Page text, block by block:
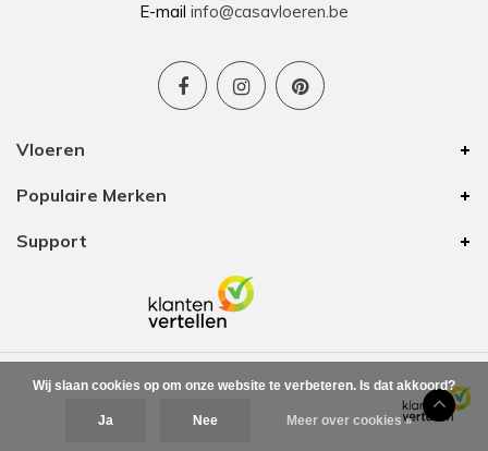
E-mail info@casavloeren.be
Vloeren
Populaire Merken
Support
Wij slaan cookies op om onze website te verbeteren. Is dat akkoord?
Ja Nee Meer over cookies »